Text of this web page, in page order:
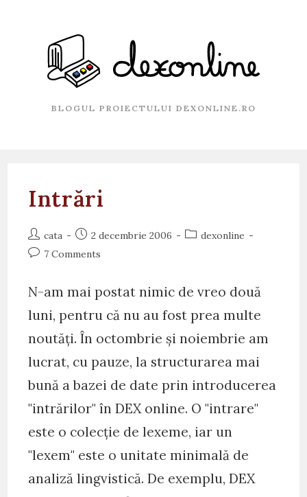
BLOGUL PROIECTULUI DEXONLINE.RO
Intrări
Post
author:
cata
Post
published:
2 decembrie 2006
Postdexonline
Post7 Comments
N-am mai postat nimic de vreo două
luni, pentru că nu au fost prea multe
noutăţi. În octombrie şi noiembrie am
lucrat, cu pauze, la structurarea mai
bună a bazei de date prin introducerea
"intrărilor" în DEX online. O "intrare"
este o colecţie de lexeme, iar un
"lexem" este o unitate minimală de
analiză lingvistică. De exemplu, DEX